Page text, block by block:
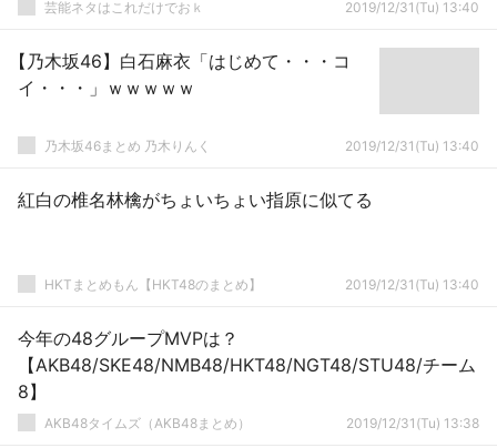
芸能ネタはこれだけでおｋ 2019/12/31(Tu) 13:40
【乃木坂46】白石麻衣「はじめて・・・コ
イ・・・」ｗｗｗｗｗ
乃木坂46まとめ 乃木りんく 2019/12/31(Tu) 13:40
紅白の椎名林檎がちょいちょい指原に似てる
HKTまとめもん【HKT48のまとめ】 2019/12/31(Tu) 13:40
今年の48グループMVPは？
【AKB48/SKE48/NMB48/HKT48/NGT48/STU48/チーム
8】
AKB48タイムズ（AKB48まとめ） 2019/12/31(Tu) 13:38